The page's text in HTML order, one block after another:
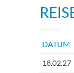
DATUM
18.02.27